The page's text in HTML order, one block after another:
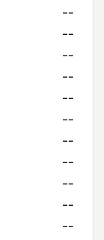
--
--
--
--
--
--
--
--
--
--
--